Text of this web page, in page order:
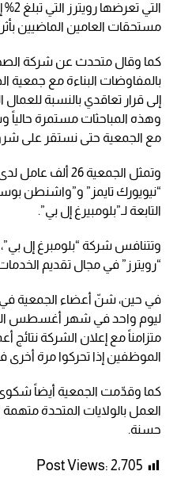
مستحقات العامين الماضيين
كما وقال متحدث عن شركة
بالمفاوضات البناءة مع جمعية
إلى قرار تعاقدي بالنسبة للعمال
وهذه المباحثات مستمرة
مع الجمعية حتى نستقر على
وتمثل الجمعية 26
“نيويورك تايمز” و”واشنطن
التابعة لـ”بلومبيرغ إل بي”.
وتتنافس شركة “بلومبرغ إل بي”،
“رويترز” في مجال تقديم الخدمات
في حين، شنّ أعضاء الجمعية في
ليوم واحد في شهر أغسطس
متزامناً مع إعلان الشركة نتائج
الموظفين إذا تحركوا مرة أخرى
كما وقدّمت الجمعية أيضاً
العمل بالولايات المتحدة متهمة
حسنة.
Post Views: 2٬705